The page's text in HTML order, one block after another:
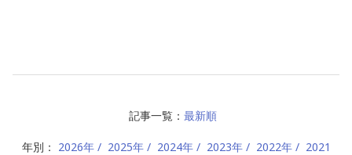
記事一覧： 最新順
年別： 2026年 2025年 2024年 2023年 2022年
2021